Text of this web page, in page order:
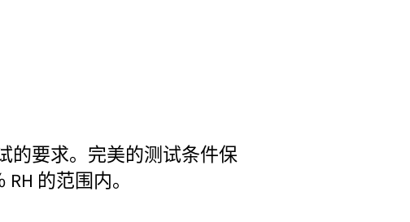
的要求。完美的测试条件保
的范围内。